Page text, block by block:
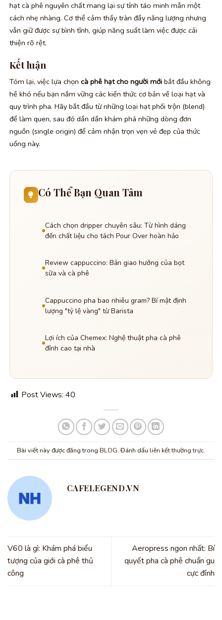
hạt cà phê nguyên chất mang lại sự tỉnh táo minh mẫn một
cách nhẹ nhàng. Cơ thể cảm thấy tràn đầy năng lượng nhưng
vẫn giữ được sự bình tĩnh, giúp năng suất làm việc được cải
thiện rõ rệt.
Kết luận
Tóm lại, việc lựa chọn cà phê hạt cho người mới bắt đầu không
hề khó nếu bạn nắm vững các kiến thức cơ bản về loại hạt và
quy trình pha. Hãy bắt đầu từ những loại hạt phối trộn (blend)
để làm quen, sau đó dần dần khám phá những dòng đơn
nguồn (single origin) để cảm nhận trọn vẹn vẻ đẹp của thức
uống này.
Có Thể Bạn Quan Tâm
Cách chọn dripper chuyên sâu: Từ hình dáng
đến chất liệu cho tách Pour Over hoàn hảo
Review cappuccino: Bản giao hưởng của bọt
sữa và cà phê
Cappuccino pha bao nhiêu gram? Bí mật định
lượng "tỷ lệ vàng" từ Barista
Lợi ích của Chemex: Nghệ thuật pha cà phê
đỉnh cao tại nhà
Post Views: 40
Bài viết này được đăng trong BLOG. Đánh dấu liên kết thường trực.
CAFELEGEND.VN
V60 là gì: Khám phá biểu
tượng của giới cà phê thủ
công
Aeropress ngon nhất: Bí
quyết pha cà phê chuẩn gu
cực đỉnh